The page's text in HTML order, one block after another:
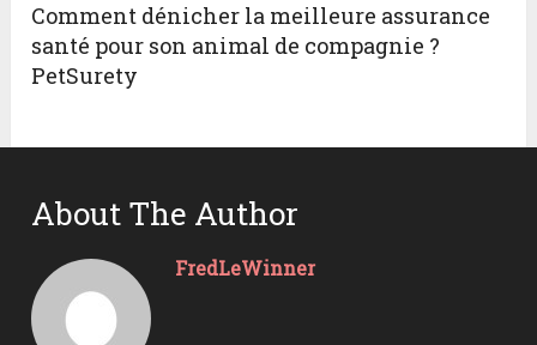
Comment dénicher la meilleure assurance
santé pour son animal de compagnie ?
PetSurety
About The Author
FredLeWinner